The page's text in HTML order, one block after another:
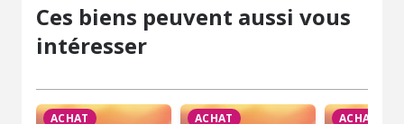
Ces biens peuvent aussi vous
intéresser
ACHAT ACHAT ACHAT